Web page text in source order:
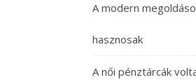
A modern
hasznosak
A női pénztárcák